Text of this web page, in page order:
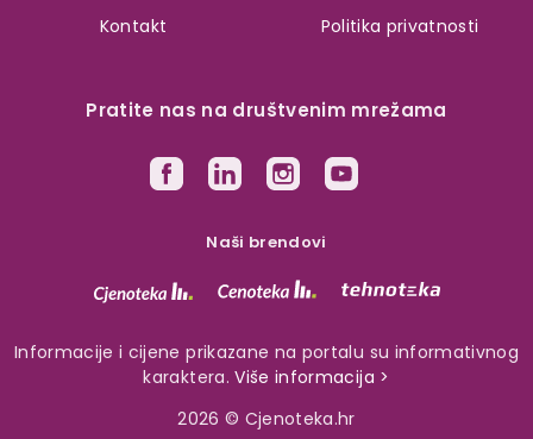
Pratite nas na društvenim mrežama
Naši brendovi
Kontakt Politika privatnosti
Informacije i cijene prikazane na portalu su informativnog
karaktera.Više informacija >
2026 © Cjenoteka.hr